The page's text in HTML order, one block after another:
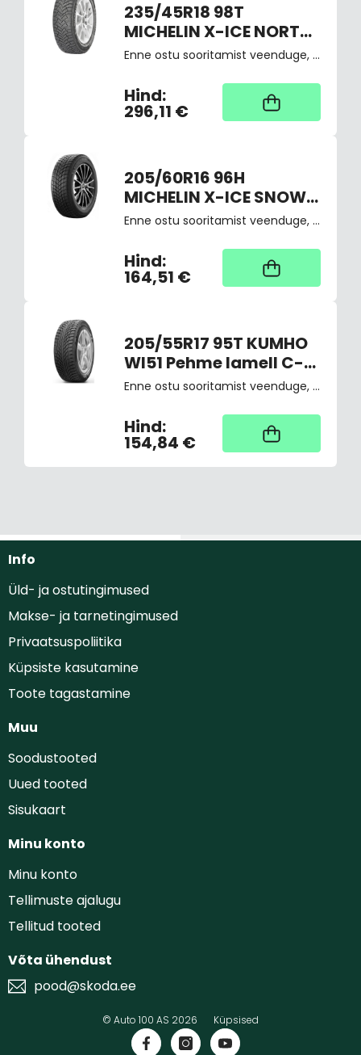
235/45R18 98T
MICHELIN X-ICE NORTH
4 Naastrehv
Enne ostu sooritamist veenduge, et antud rehvid sobivad just teie sõidukile, vastav märge on tehnilises passis ja maanteeameti kodulehel
Hind:
296,11 €
Kaup tootja laos,
tarne üldjuhul 4
tööpäeva
205/60R16 96H
MICHELIN X-ICE SNOW
Pehme lamell C-E-A
Enne ostu sooritamist veenduge, et antud rehvid sobivad just teie sõidukile, vastav märge on tehnilises passis ja maanteeameti kodulehel
Hind:
164,51 €
Kaup tootja laos,
tarne üldjuhul 4
tööpäeva
205/55R17 95T KUMHO
WI51 Pehme lamell C-
E-B
Enne ostu sooritamist veenduge, et antud rehvid sobivad just teie sõidukile, vastav märge on tehnilises passis ja maanteeameti kodulehel
Hind:
154,84 €
Kaup tootja laos,
tarne üldjuhul 4
tööpäeva
Info
Üld- ja ostutingimused
Makse- ja tarnetingimused
Privaatsuspoliitika
Küpsiste kasutamine
Toote tagastamine
Muu
Soodustooted
Uued tooted
Sisukaart
Minu konto
Minu konto
Tellimuste ajalugu
Tellitud tooted
Võta ühendust
pood@skoda.ee
© Auto 100 AS 2026 Küpsised